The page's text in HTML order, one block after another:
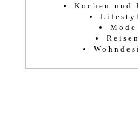
Kochen und
Mode
Reisen